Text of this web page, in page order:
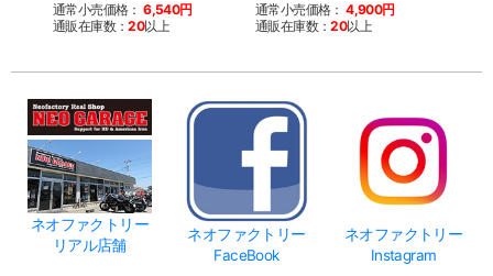
通常小売価格： 6,540円
通販在庫数：20以上
通常小売価格： 4,900円
通販在庫数：20以上
ネオファクトリー
リアル店舗
ネオファクトリー
FaceBook
ネオファクトリー
Instagram